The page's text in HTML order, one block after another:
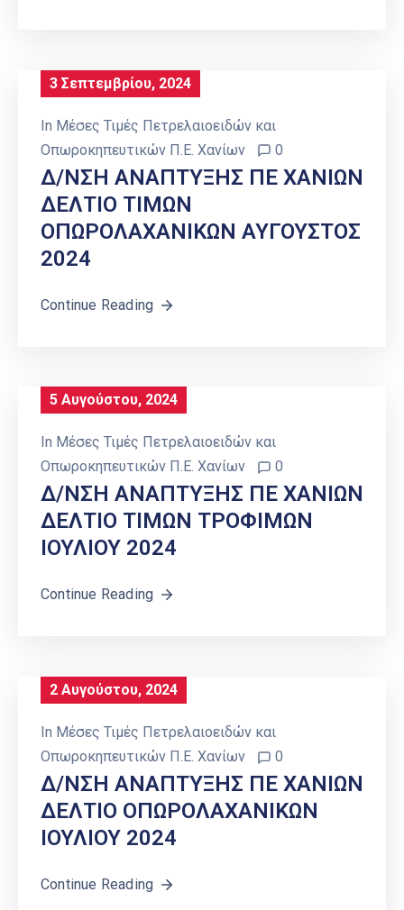
3 Σεπτεμβρίου, 2024
In Μέσες Τιμές Πετρελαιοειδών και
Οπωροκηπευτικών Π.Ε. Χανίων
0
Δ/ΝΣΗ ΑΝΑΠΤΥΞΗΣ ΠΕ ΧΑΝΙΩΝ
ΔΕΛΤΙΟ ΤΙΜΩΝ
ΟΠΩΡΟΛΑΧAΝΙΚΩΝ ΑΥΓΟΥΣΤΟΣ
2024
Continue Reading
5 Αυγούστου, 2024
In Μέσες Τιμές Πετρελαιοειδών και
Οπωροκηπευτικών Π.Ε. Χανίων
0
Δ/ΝΣΗ ΑΝΑΠΤΥΞΗΣ ΠΕ ΧΑΝΙΩΝ
ΔΕΛΤΙΟ ΤΙΜΩΝ ΤΡΟΦΙΜΩΝ
ΙΟΥΛΙΟΥ 2024
Continue Reading
2 Αυγούστου, 2024
In Μέσες Τιμές Πετρελαιοειδών και
Οπωροκηπευτικών Π.Ε. Χανίων
0
Δ/ΝΣΗ ΑΝΑΠΤΥΞΗΣ ΠΕ ΧΑΝΙΩΝ
ΔΕΛΤΙΟ ΟΠΩΡΟΛΑΧΑΝΙΚΩΝ
ΙΟΥΛΙΟΥ 2024
Continue Reading